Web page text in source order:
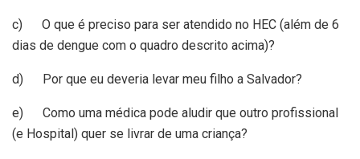
c) O que é preciso para ser atendido no HEC (além de 6
dias de dengue com o quadro descrito acima)?
d) Por que eu deveria levar meu filho a Salvador?
e) Como uma médica pode aludir que outro profissional
(e Hospital) quer se livrar de uma criança?